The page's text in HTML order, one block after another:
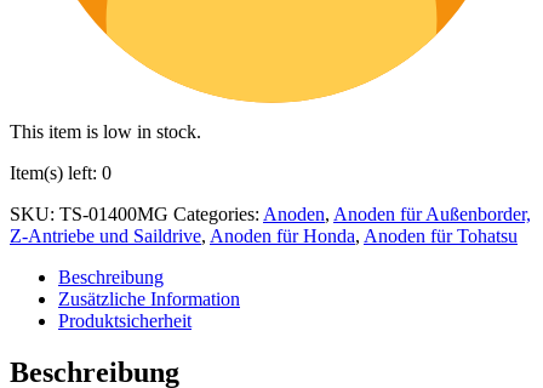
This item is low in stock.
Item(s) left: 0
SKU: TS-01400MG Categories: Anoden, Anoden für Außenborder,
Z-Antriebe und Saildrive, Anoden für Honda, Anoden für Tohatsu
Beschreibung
Zusätzliche Information
Produktsicherheit
Beschreibung